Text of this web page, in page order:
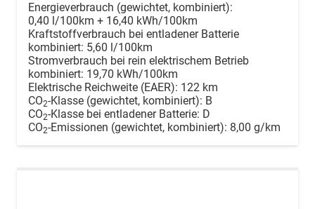
Energieverbrauch (gewichtet, kombiniert):
0,40 l/100km + 16,40 kWh/100km
Kraftstoffverbrauch bei entladener Batterie
kombiniert: 5,60 l/100km
Stromverbrauch bei rein elektrischem Betrieb
kombiniert: 19,70 kWh/100km
Elektrische Reichweite (EAER): 122 km
CO2-Klasse (gewichtet, kombiniert): B
CO2-Klasse bei entladener Batterie: D
CO2-Emissionen (gewichtet, kombiniert): 8,00 g/km